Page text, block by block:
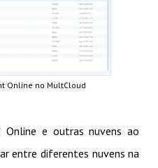
Online no MultCloud
Online e outras nuvens ao
entre diferentes nuvens na